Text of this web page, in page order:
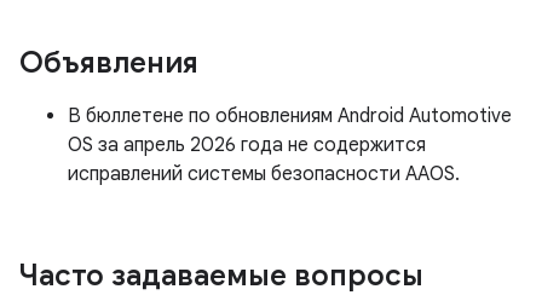
Объявления
В бюллетене по обновлениям Android Automotive
OS за апрель 2026 года не содержится
исправлений системы безопасности AAOS.
Часто задаваемые вопросы